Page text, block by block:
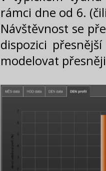
rámci dne od 6.
Návštěvnost se
dispozici
modelovat